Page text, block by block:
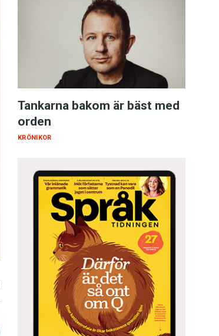
Tankarna bakom är bäst med
orden
KRÖNIKOR